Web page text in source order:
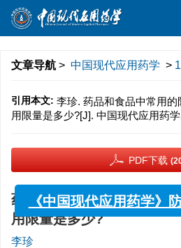
文章导航 > 中国现代应用药学 >
引用本文: 李珍. 药品和食品中常用
用限量是多少?[J]. 中国现代应用药
PDF下载
药品和食品中常用的防腐
用限量是多少?
李珍
《中国现代应用药学》